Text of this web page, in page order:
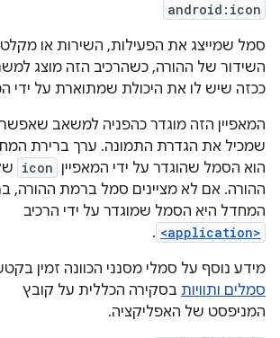
android:icon
סמל שמייצג את הפעילות, השירות או מקלט
השידור של ההורה, כשהרכיב הזה מוצג
ככזה שיש לו את היכולת שמתוארת על ידי
המאפיין הזה מוגדר כהפניה למשאב שאפשר
שמכיל את הגדרת התמונה. ערך ברירת
הוא הסמל שהוגדר על ידי המאפיין icon
ההורה. אם לא מציינים סמל ברמת ההורה,
המחדל היא הסמל שמוגדר על ידי הרכיב
<application>
.
מידע נוסף על סמלי מסנני הכוונה זמין
סמלים ותוויות בסקירה הכללית על קובץ
המניפסט של האפליקציה.